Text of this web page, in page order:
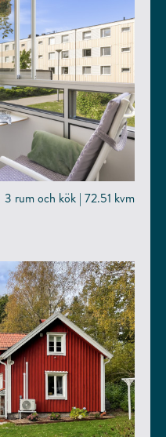
3 rum och kök | 72.51 kvm